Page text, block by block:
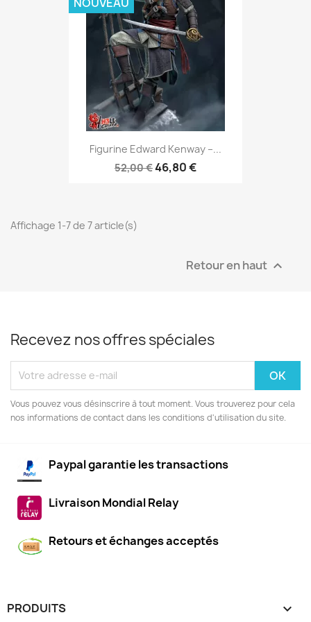
Figurine Edward Kenway –...
52,00 €46,80 €
Affichage 1-7 de 7 article(s)
Retour en haut 
Recevez nos offres spéciales
Vous pouvez vous désinscrire à tout moment. Vous trouverez pour cela
nos informations de contact dans les conditions d'utilisation du site.
Paypal garantie les transactions
Livraison Mondial Relay
Retours et échanges acceptés
PRODUITS 